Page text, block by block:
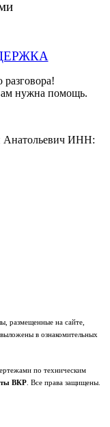
разговора!
нужна помощь.
Анатольевич ИНН:
размещенные на сайте,
в ознакомительных
по техническим
ВКР. Все права защищены.